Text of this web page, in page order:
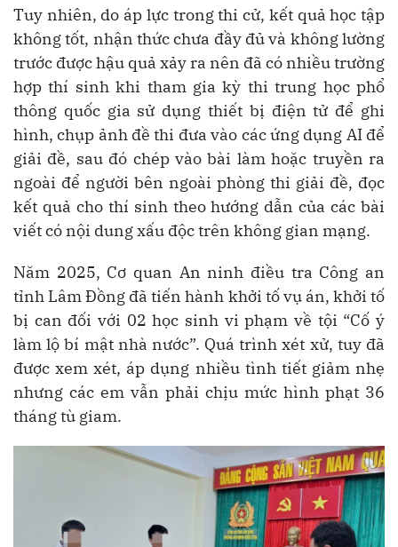
Tuy nhiên, do áp lực trong thi cử, kết quả học tập
không tốt, nhận thức chưa đầy đủ và không lường
trước được hậu quả xảy ra nên đã có nhiều trường
hợp thí sinh khi tham gia kỳ thi trung học phổ
thông quốc gia sử dụng thiết bị điện tử để ghi
hình, chụp ảnh đề thi đưa vào các ứng dụng AI để
giải đề, sau đó chép vào bài làm hoặc truyền ra
ngoài để người bên ngoài phòng thi giải đề, đọc
kết quả cho thí sinh theo hướng dẫn của các bài
viết có nội dung xấu độc trên không gian mạng.
Năm 2025, Cơ quan An ninh điều tra Công an
tỉnh Lâm Đồng đã tiến hành khởi tố vụ án, khởi tố
bị can đối với 02 học sinh vi phạm về tội “Cố ý
làm lộ bí mật nhà nước”. Quá trình xét xử, tuy đã
được xem xét, áp dụng nhiều tình tiết giảm nhẹ
nhưng các em vẫn phải chịu mức hình phạt 36
tháng tù giam.